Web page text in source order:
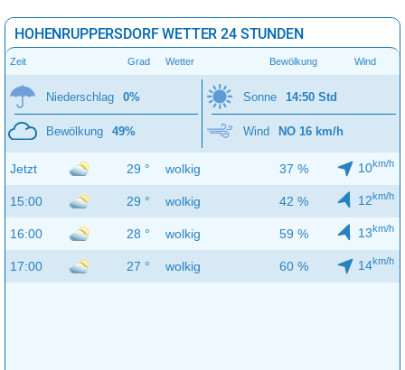
HOHENRUPPERSDORF WETTER 24 STUNDEN
Zeit Grad Wetter Bewölkung Wind
Niederschlag 0%
Bewölkung 49%
Sonne 14:50 Std
Wind NO 16 km/h
Jetzt 29 ° wolkig 37 % 10km/h
15:00 29 ° wolkig 42 % 12km/h
16:00 28 ° wolkig 59 % 13km/h
17:00 27 ° wolkig 60 % 14km/h